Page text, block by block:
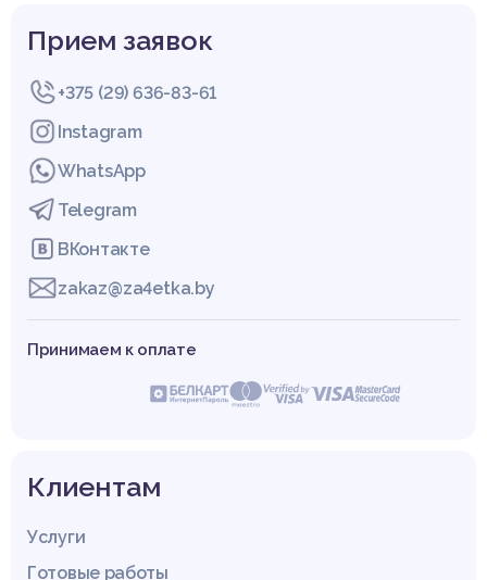
Прием заявок
+375 (29) 636-83-61
Instagram
WhatsApp
Telegram
ВКонтакте
zakaz@za4etka.by
Принимаем к оплате
Клиентам
Услуги
Готовые работы